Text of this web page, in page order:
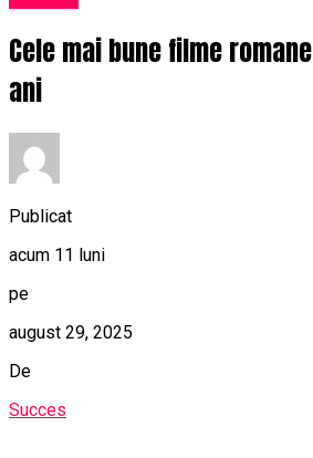
Cele mai bune filme
ani
Publicat
acum 11 luni
pe
august 29, 2025
De
Succes